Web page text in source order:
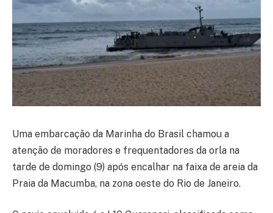
Uma embarcação da Marinha do Brasil chamou a
atenção de moradores e frequentadores da orla na
tarde de domingo (9) após encalhar na faixa de areia da
Praia da Macumba, na zona oeste do Rio de Janeiro.